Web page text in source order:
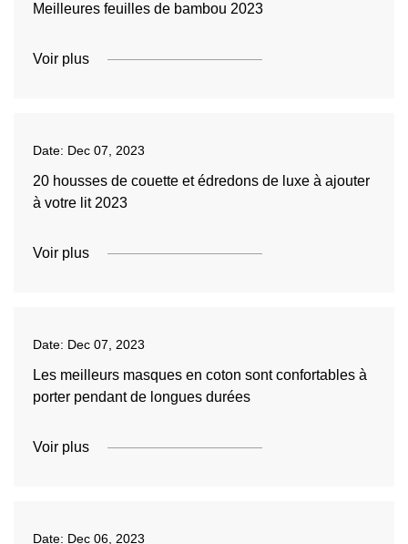
Meilleures feuilles de bambou 2023
Voir plus
Date: Dec 07, 2023
20 housses de couette et édredons de luxe à ajouter
à votre lit 2023
Voir plus
Date: Dec 07, 2023
Les meilleurs masques en coton sont confortables à
porter pendant de longues durées
Voir plus
Date: Dec 06, 2023